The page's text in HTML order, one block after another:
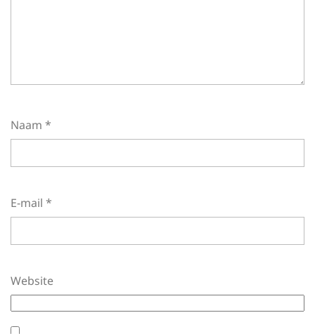
Naam *
E-mail *
Website